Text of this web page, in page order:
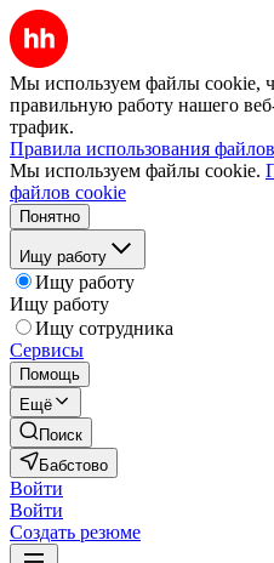
Мы используем файлы cookie,
правильную работу нашего
трафик.
Правила использования
Мы используем файлы cookie.
файлов cookie
Понятно
Ищу работу
Ищу работу
Ищу работу
Ищу сотрудника
Сервисы
Помощь
Ещё
Поиск
Бабстово
Войти
Войти
Создать резюме